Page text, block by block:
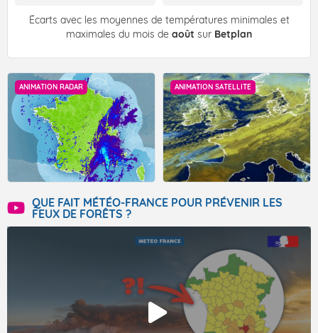
Écarts avec les moyennes de températures minimales et
maximales du mois de août sur Betplan
ANIMATION RADAR ANIMATION SATELLITE
QUE FAIT MÉTÉO-FRANCE POUR PRÉVENIR LES
FEUX DE FORÊTS ?